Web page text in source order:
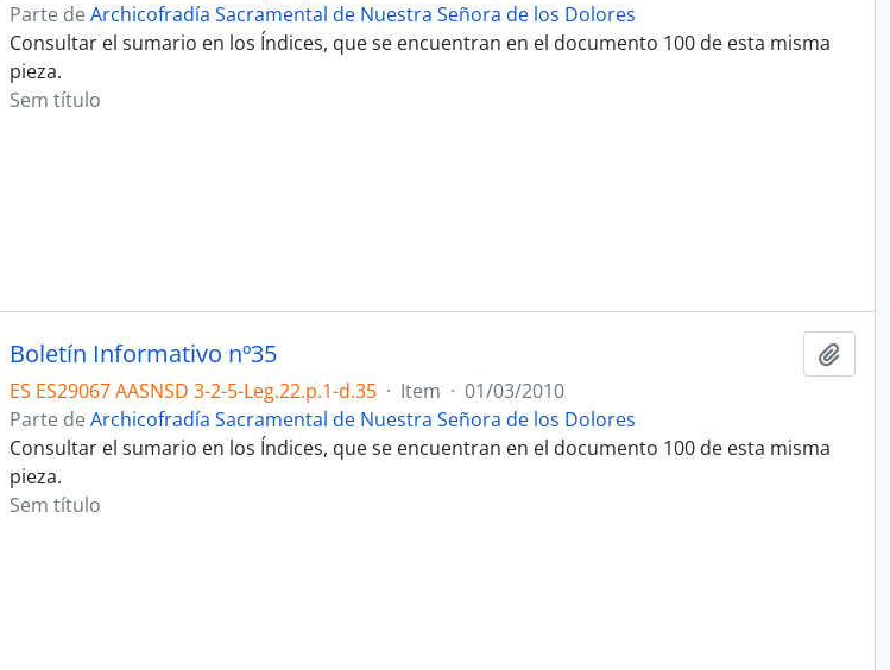
Parte de Archicofradía Sacramental de Nuestra Señora de los Dolores
Consultar el sumario en los Índices, que se encuentran en el documento 100 de esta misma
pieza.
Sem título
Boletín Informativo nº35
ES ES29067 AASNSD 3-2-5-Leg.22.p.1-d.35 · Item · 01/03/2010
Parte de Archicofradía Sacramental de Nuestra Señora de los Dolores
Consultar el sumario en los Índices, que se encuentran en el documento 100 de esta misma
pieza.
Sem título